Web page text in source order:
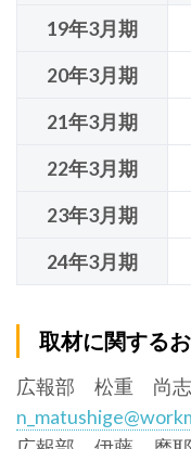
19年3月期
20年3月期
21年3月期
22年3月期
23年3月期
24年3月期
取材に関する
広報部 松重 尚